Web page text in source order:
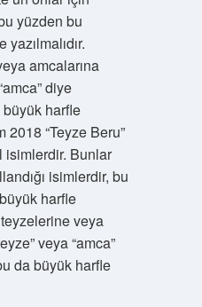
yüzden bu
amcalarına
diye
harfle
2018 “Teyze Beru”
isimlerdir. Bunlar
isimlerdir, bu
harfle
teyzelerine veya
veya “amca”
da büyük harfle